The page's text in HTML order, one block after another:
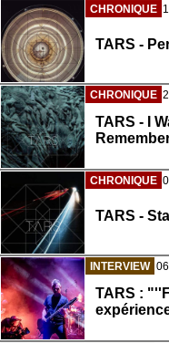
CHRONIQUE
TARS -
CHRONIQUE
TARS - I
CHRONIQUE
TARS -
INTERVIEW
TARS :